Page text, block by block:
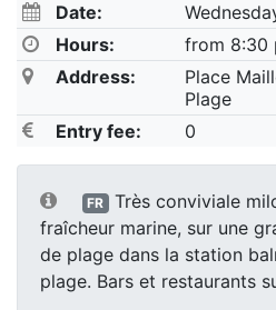
Date:
Hours:
from 8:30
Address:
Place
Plage
Entry fee:
0
FR
Très conviviale
fraîcheur marine, sur une
de plage dans la station
plage. Bars et restaurants